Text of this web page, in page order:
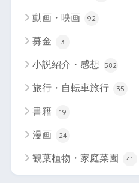
動画・映画 92
募金 3
小説紹介・感想 582
旅行・自転車旅行 35
書籍 19
漫画 24
観葉植物・家庭菜園 41